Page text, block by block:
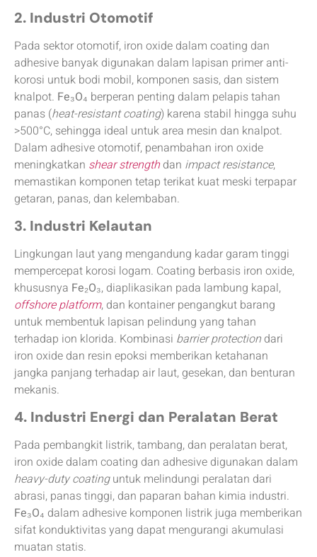
2. Industri Otomotif
Pada sektor otomotif, iron oxide dalam coating dan
adhesive banyak digunakan dalam lapisan primer anti-
korosi untuk bodi mobil, komponen sasis, dan sistem
knalpot. Fe₃O₄ berperan penting dalam pelapis tahan
panas (heat-resistant coating) karena stabil hingga suhu
>500°C, sehingga ideal untuk area mesin dan knalpot.
Dalam adhesive otomotif, penambahan iron oxide
meningkatkan shear strengthdan impact resistance,
memastikan komponen tetap terikat kuat meski terpapar
getaran, panas, dan kelembaban.
3. Industri Kelautan
Lingkungan laut yang mengandung kadar garam tinggi
mempercepat korosi logam. Coating berbasis iron oxide,
khususnya Fe₂O₃, diaplikasikan pada lambung kapal,
offshore platform, dan kontainer pengangkut barang
untuk membentuk lapisan pelindung yang tahan
terhadap ion klorida. Kombinasi barrier protection dari
iron oxide dan resin epoksi memberikan ketahanan
jangka panjang terhadap air laut, gesekan, dan benturan
mekanis.
4. Industri Energi dan Peralatan Berat
Pada pembangkit listrik, tambang, dan peralatan berat,
iron oxide dalam coating dan adhesive digunakan dalam
heavy-duty coatinguntuk melindungi peralatan dari
abrasi, panas tinggi, dan paparan bahan kimia industri.
Fe₃O₄ dalam adhesive komponen listrik juga memberikan
sifat konduktivitas yang dapat mengurangi akumulasi
muatan statis.